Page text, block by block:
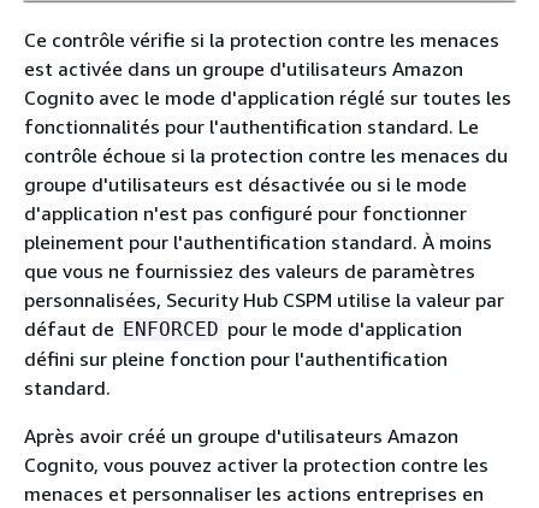
Ce contrôle vérifie si la protection contre les menaces
est activée dans un groupe d'utilisateurs Amazon
Cognito avec le mode d'application réglé sur toutes les
fonctionnalités pour l'authentification standard. Le
contrôle échoue si la protection contre les menaces du
groupe d'utilisateurs est désactivée ou si le mode
d'application n'est pas configuré pour fonctionner
pleinement pour l'authentification standard. À moins
que vous ne fournissiez des valeurs de paramètres
personnalisées, Security Hub CSPM utilise la valeur par
défaut de ENFORCED pour le mode d'application
défini sur pleine fonction pour l'authentification
standard.
Après avoir créé un groupe d'utilisateurs Amazon
Cognito, vous pouvez activer la protection contre les
menaces et personnaliser les actions entreprises en